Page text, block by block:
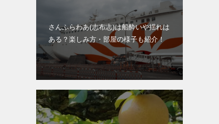
さんふらわあ(志布志)は船酔いや揺れは
ある？楽しみ方・部屋の様子も紹介！